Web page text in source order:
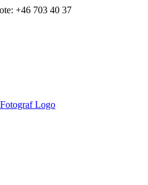
+46 703 40 37